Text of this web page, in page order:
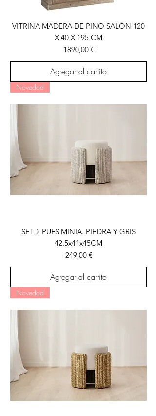
VITRINA MADERA DE PINO SALÓN 120
X 40 X 195 CM
Precio
1890,00 €
Agregar al carrito
Novedad
SET 2 PUFS MINIA. PIEDRA Y GRIS
42.5x41x45CM
Precio
249,00 €
Agregar al carrito
Novedad